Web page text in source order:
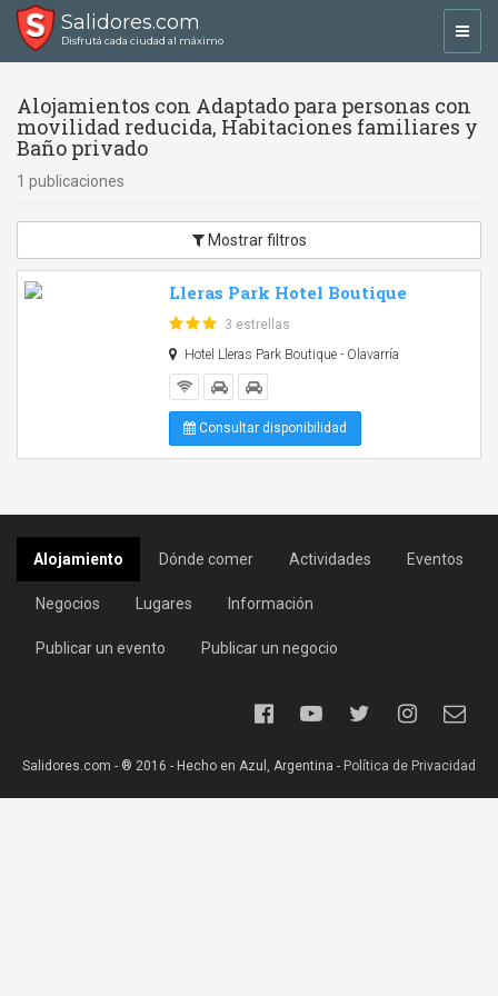
Salidores.com
Disfrutá cada ciudad al máximo
Alojamientos con Adaptado para personas con
movilidad reducida, Habitaciones familiares y
Baño privado
1 publicaciones
Mostrar filtros
Lleras Park Hotel Boutique
3 estrellas
Hotel Lleras Park Boutique - Olavarría
Consultar disponibilidad
Alojamiento Dónde comer Actividades Eventos
Negocios Lugares Información
Publicar un evento Publicar un negocio
Salidores.com - ® 2016 - Hecho en Azul, Argentina - Política de Privacidad